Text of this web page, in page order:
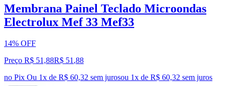
Membrana Painel Teclado Microondas
Electrolux Mef 33 Mef33
14% OFF
Preço R$ 51,88R$ 51 ,88
no Pix Ou 1x de R$ 60,32 sem jurosou 1x de R$ 60,32 sem juros